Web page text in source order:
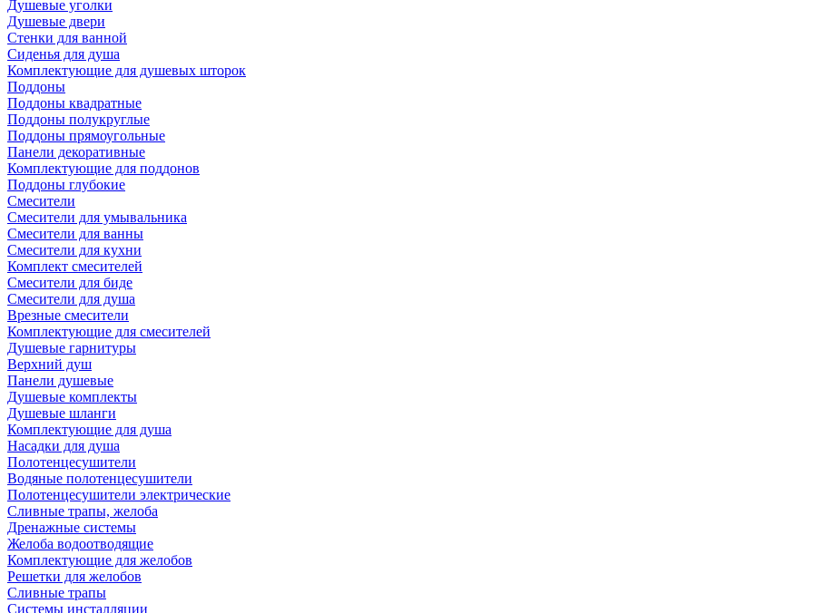
Душевые уголки
Душевые двери
Стенки для ванной
Сиденья для душа
Комплектующие для душевых шторок
Поддоны
Поддоны квадратные
Поддоны полукруглые
Поддоны прямоугольные
Панели декоративные
Комплектующие для поддонов
Поддоны глубокие
Смесители
Смесители для умывальника
Смесители для ванны
Смесители для кухни
Комплект смесителей
Смесители для биде
Смесители для душа
Врезные смесители
Комплектующие для смесителей
Душевые гарнитуры
Верхний душ
Панели душевые
Душевые комплекты
Душевые шланги
Комплектующие для душа
Насадки для душа
Полотенцесушители
Водяные полотенцесушители
Полотенцесушители электрические
Сливные трапы, желоба
Дренажные системы
Желоба водоотводящие
Комплектующие для желобов
Решетки для желобов
Сливные трапы
Системы инсталляции